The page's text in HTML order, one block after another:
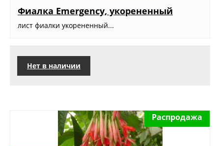
Фиалка Emergency, укорененный
лист фиалки укорененный...
Нет в наличии
Распродажа